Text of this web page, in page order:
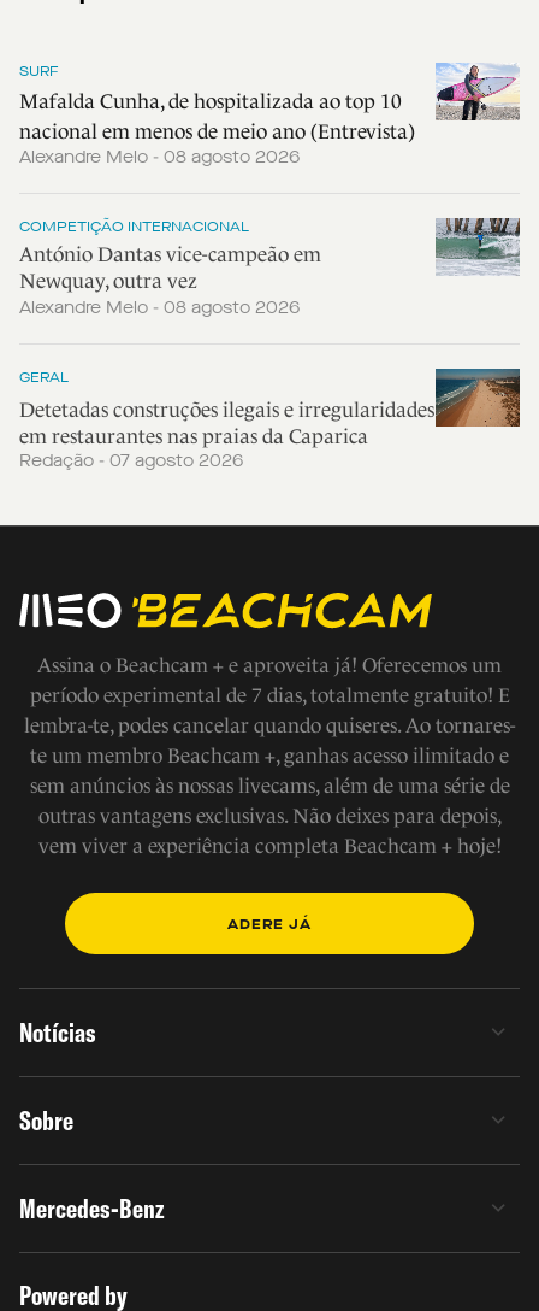
SURF
Mafalda Cunha, de hospitalizada ao top 10
nacional em menos de meio ano (Entrevista)
Alexandre Melo - 08 agosto 2026
COMPETIÇÃO INTERNACIONAL
António Dantas vice-campeão em
Newquay, outra vez
Alexandre Melo - 08 agosto 2026
GERAL
Detetadas construções ilegais e irregularidades
em restaurantes nas praias da Caparica
Redação - 07 agosto 2026
Assina o Beachcam + e aproveita já! Oferecemos um
período experimental de 7 dias, totalmente gratuito! E
lembra-te, podes cancelar quando quiseres. Ao tornares-
te um membro Beachcam +, ganhas acesso ilimitado e
sem anúncios às nossas livecams, além de uma série de
outras vantagens exclusivas. Não deixes para depois,
vem viver a experiência completa Beachcam + hoje!
ADERE JÁ
Notícias
Sobre
Mercedes-Benz
Powered by